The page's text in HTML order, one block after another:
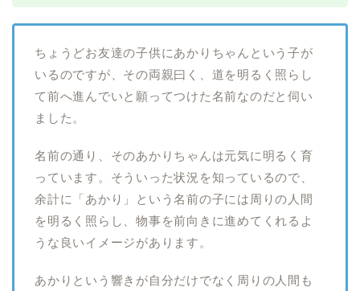
ちょうどお友達の子供にあかりちゃんという子が
いるのですが、その両親曰く、道を明るく照らし
て前へ進んでいと願ってつけた名前なのだと伺い
ました。
名前の通り、そのあかりちゃんは元気に明るく育
っています。そういった状況を知っているので、
余計に「あかり」という名前の子には周りの人間
を明るく照らし、物事を前向きに進めてくれるよ
うな良いイメージがあります。
あかりという響きが自分だけでなく周りの人間も